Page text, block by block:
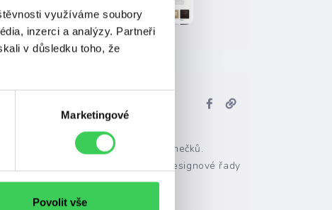
využíváme soubory
inzerci a analýzy. Partneři
v důsledku toho, že
Marketingové
Povolit vše
centrálních desek, krycích rámečků.
a výběr KNX produktů. Designové řady